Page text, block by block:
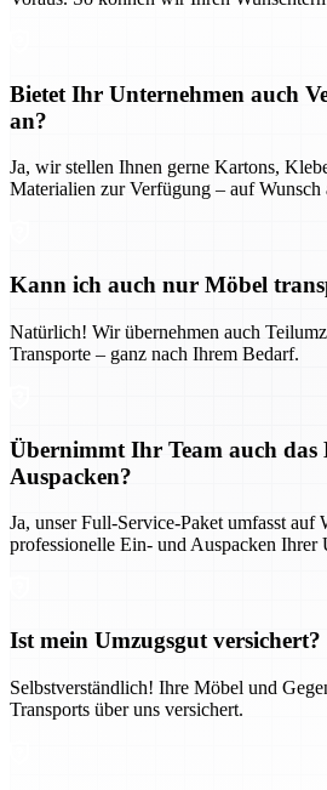
Bietet Ihr Unternehmen auch
an?
Ja, wir stellen Ihnen gerne Kartons,
Materialien zur Verfügung – auf
Kann ich auch nur Möbel
Natürlich! Wir übernehmen auch
Transporte – ganz nach Ihrem Bedarf.
Übernimmt Ihr Team auch das
Auspacken?
Ja, unser Full-Service-Paket umfasst auf
professionelle Ein- und Auspacken Ihrer
Ist mein Umzugsgut versichert?
Selbstverständlich! Ihre Möbel und
Transports über uns versichert.